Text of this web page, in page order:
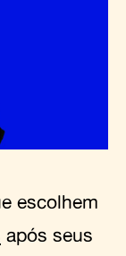
escolhem
após seus